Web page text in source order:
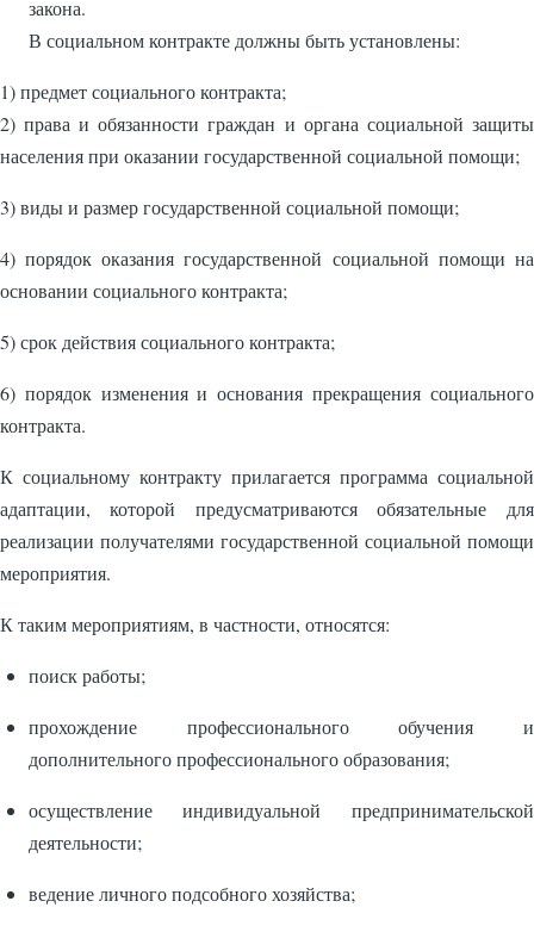
закона.
В социальном контракте должны быть установлены:
1) предмет социального контракта;
2) права и обязанности граждан и органа социальной защиты
населения при оказании государственной социальной помощи;
3) виды и размер государственной социальной помощи;
4) порядок оказания государственной социальной помощи на
основании социального контракта;
5) срок действия социального контракта;
6) порядок изменения и основания прекращения социального
контракта.
К социальному контракту прилагается программа социальной
адаптации, которой предусматриваются обязательные для
реализации получателями государственной социальной помощи
мероприятия.
К таким мероприятиям, в частности, относятся:
поиск работы;
прохождение профессионального обучения и
дополнительного профессионального образования;
осуществление индивидуальной предпринимательской
деятельности;
ведение личного подсобного хозяйства;